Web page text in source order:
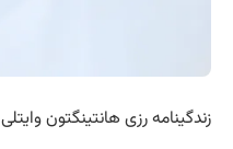
زندگینامه رزی هانتینگتون وایتلی